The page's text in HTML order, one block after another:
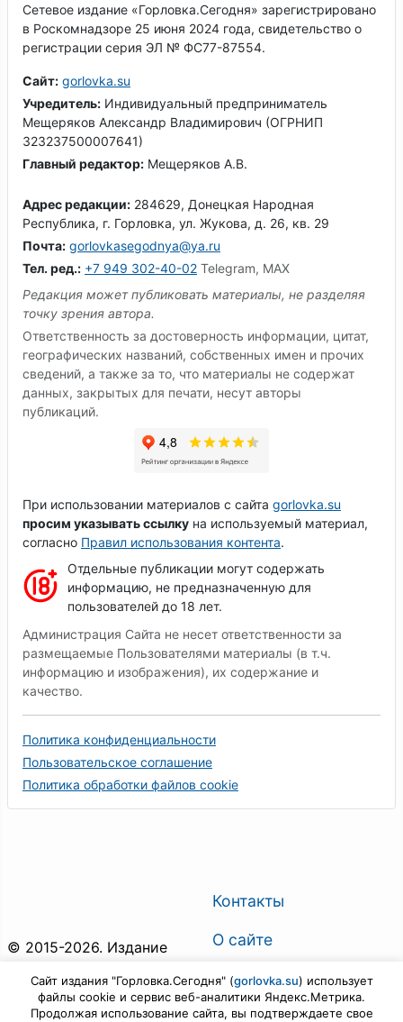
Сетевое издание «Горловка.Сегодня» зарегистрировано
в Роскомнадзоре 25 июня 2024 года, свидетельство о
регистрации серия ЭЛ № ФС77-87554.
Сайт: gorlovka.su
Учредитель: Индивидуальный предприниматель
Мещеряков Александр Владимирович (ОГРНИП
323237500007641)
Главный редактор: Мещеряков А.В.
Адрес редакции: 284629, Донецкая Народная
Республика, г. Горловка, ул. Жукова, д. 26, кв. 29
Почта: gorlovkasegodnya@ya.ru
Тел. ред.: +7 949 302-40-02 Telegram, MAX
Редакция может публиковать материалы, не разделяя
точку зрения автора.
Ответственность за достоверность информации, цитат,
географических названий, собственных имен и прочих
сведений, а также за то, что материалы не содержат
данных, закрытых для печати, несут авторы
публикаций.
При использовании материалов с сайта gorlovka.su
просим указывать ссылку на используемый материал,
согласно Правил использования контента.
Отдельные публикации могут содержать
информацию, не предназначенную для
пользователей до 18 лет.
Администрация Сайта не несет ответственности за
размещаемые Пользователями материалы (в т.ч.
информацию и изображения), их содержание и
качество.
Политика конфиденциальности
Пользовательское соглашение
Политика обработки файлов cookie
© 2015-2026. Издание
права защищены.
Поиск по сайту
Контакты
О сайте
О газете
Сайт издания "Горловка.Сегодня" (gorlovka.su) использует
файлы cookie и сервис веб-аналитики Яндекс.Метрика.
Продолжая использование сайта, вы подтверждаете свое